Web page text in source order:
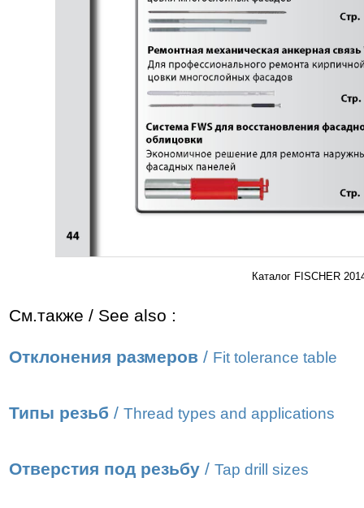
Каталог FISCHER
См.также / See also :
Отклонения размеров / Fit tolerance table
Типы резьб / Thread types and applications
Отверстия под резьбу / Tap drill sizes